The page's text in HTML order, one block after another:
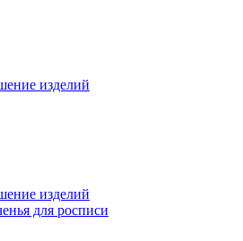
изделий
изделий
для росписи